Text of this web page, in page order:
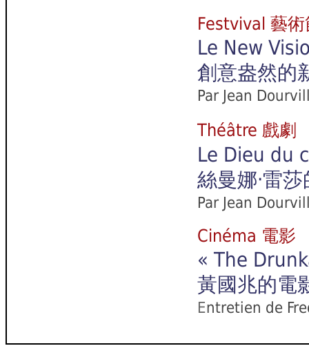
Festvival 藝術
Le New
創意盎然的
Par Jean
Théâtre 戲劇
Le Dieu du
絲曼娜‧雷
Par Jean
Cinéma 電影
« The
黃國兆的電
Entretien de